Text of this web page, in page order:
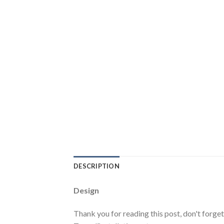
DESCRIPTION
Design
Thank you for reading this post, don't